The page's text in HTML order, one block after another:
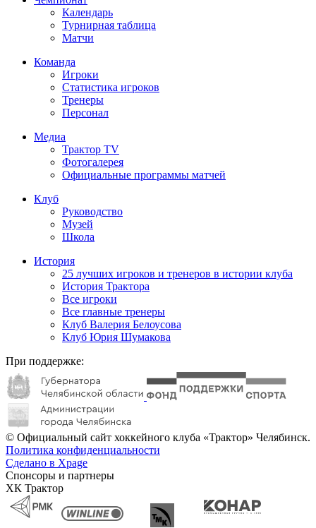
Календарь
Турнирная таблица
Матчи
Команда
Игроки
Статистика игроков
Тренеры
Персонал
Медиа
Трактор TV
Фотогалерея
Официальные программы матчей
Клуб
Руководство
Музей
Школа
История
25 лучших игроков и тренеров в истории клуба
История Трактора
Все игроки
Все главные тренеры
Клуб Валерия Белоусова
Клуб Юрия Шумакова
При поддержке:
© Официальный сайт хоккейного клуба «Трактор» Челябинск.
Политика конфиденциальности
Сделано в Xpage
Спонсоры и партнеры
ХК Трактор